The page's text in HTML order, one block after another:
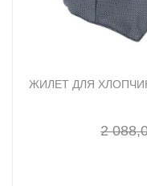
ЖИЛЕТ ДЛЯ
2